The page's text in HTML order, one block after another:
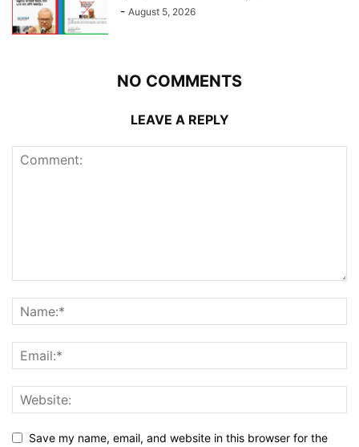
- August 5, 2026
NO COMMENTS
LEAVE A REPLY
Save my name, email, and website in this browser for the